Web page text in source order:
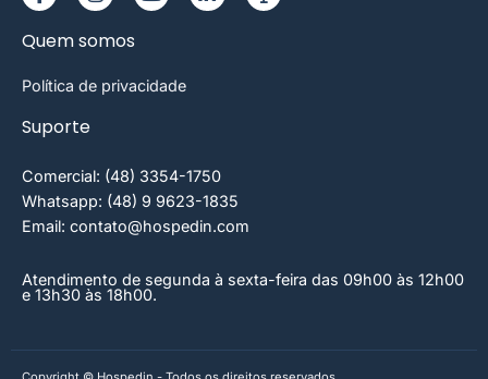
Quem somos
Política de privacidade
Suporte
Comercial: (48) 3354-1750
Whatsapp: (48) 9 9623-1835
Email: contato@hospedin.com
Atendimento de segunda à sexta-feira das 09h00 às 12h00
e 13h30 às 18h00.